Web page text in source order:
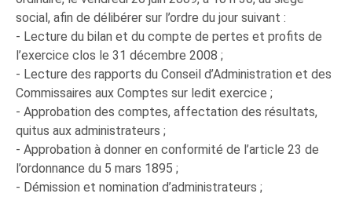
social, afin de délibérer sur l’ordre du jour suivant :
- Lecture du bilan et du compte de pertes et profits de
l’exercice clos le 31 décembre 2008 ;
- Lecture des rapports du Conseil d’Administration et des
Commissaires aux Comptes sur ledit exercice ;
- Approbation des comptes, affectation des résultats,
quitus aux administrateurs ;
- Approbation à donner en conformité de l’article 23 de
l’ordonnance du 5 mars 1895 ;
- Démission et nomination d’administrateurs ;